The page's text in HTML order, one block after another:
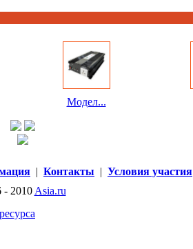
Модел...
| Контакты | Условия участия
- 2010 Asia.ru